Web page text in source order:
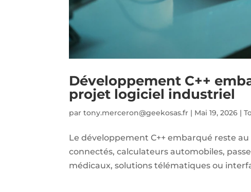
Développement C++
projet logiciel industriel
partony.merceron@geekosas.fr | Mai 19, 2026 |
Le développement C++ embarqué reste
connectés, calculateurs automobiles,
médicaux, solutions télématiques ou